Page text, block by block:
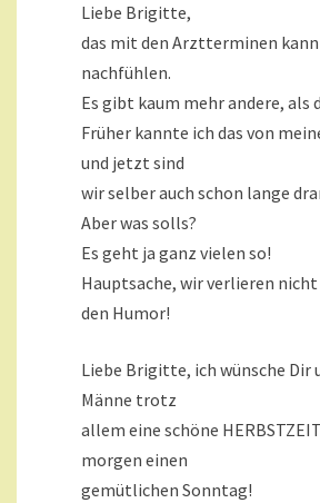
Liebe Brigitte,
das mit den Arztterminen
nachfühlen.
Es gibt kaum mehr andere, als
Früher kannte ich das von
und jetzt sind
wir selber auch schon lange
Aber was solls?
Es geht ja ganz vielen so!
Hauptsache, wir verlieren nicht
den Humor!
Liebe Brigitte, ich wünsche Dir
Männe trotz
allem eine schöne
morgen einen
gemütlichen Sonntag!